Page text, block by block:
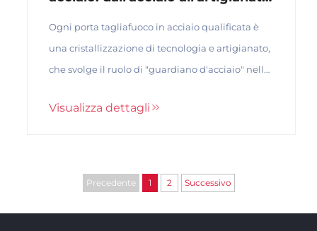
Ogni porta tagliafuoco in acciaio qualificata è
una cristallizzazione di tecnologia e artigianato,
che svolge il ruolo di "guardiano d'acciaio" nella
produzione comprende quattro fasi critiche:
Visualizza dettagli
Precedente 1 2 Successivo